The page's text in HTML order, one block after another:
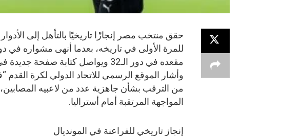
للمرة الأولى في تاريخه، بعدما أنهى مشواره
مقعده في دور الـ32 ويواصل كتابة صفحة جديدة في تاريخ الكرة المصرية.
وأشار الموقع الرسمي للاتحاد الدولي لكرة
من الترقب بشأن جاهزية عدد من لاعبيه
المواجهة المرتقبة أمام أستراليا.
إنجاز تاريخي للفراعنة في المونديال